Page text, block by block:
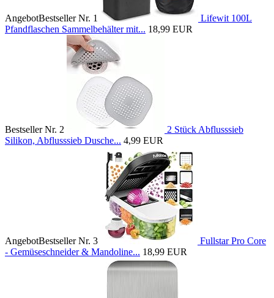
AngebotBestseller Nr. 1
Lifewit 100L
Pfandflaschen Sammelbehälter mit... 18,99 EUR
Bestseller Nr. 2
2 Stück Abflusssieb
Silikon, Abflusssieb Dusche... 4,99 EUR
AngebotBestseller Nr. 3
Fullstar Pro Core
- Gemüseschneider & Mandoline... 18,99 EUR